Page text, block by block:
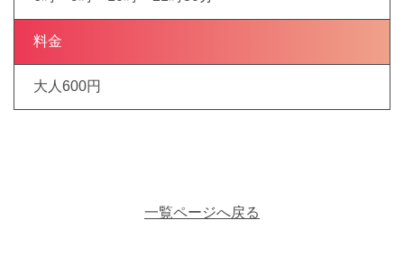
料金
大人600円
一覧ページへ戻る